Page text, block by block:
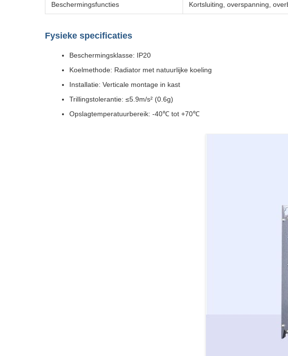
Beschermingsfuncties Kortsluiting, overspanning,
Fysieke specificaties
Beschermingsklasse: IP20
Koelmethode: Radiator met natuurlijke koeling
Installatie: Verticale montage in kast
Trillingstolerantie: ≤5.9m/s² (0.6g)
Opslagtemperatuurbereik: -40℃ tot +70℃